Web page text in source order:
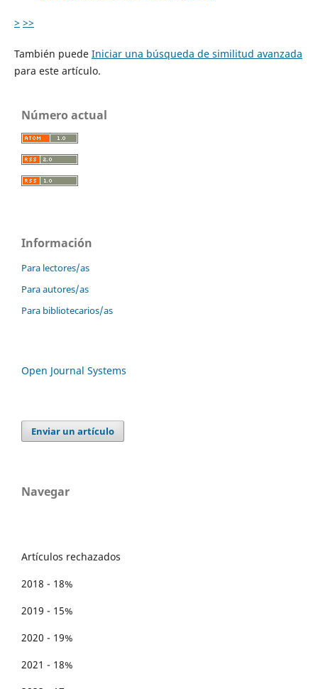
> >>
También puede Iniciar una búsqueda de similitud avanzada
para este artículo.
Número actual
Información
Para lectores/as
Para autores/as
Para bibliotecarios/as
Open Journal Systems
Enviar un artículo
Navegar
Artículos rechazados
2018 - 18%
2019 - 15%
2020 - 19%
2021 - 18%